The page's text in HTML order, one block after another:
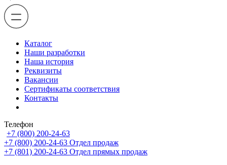
Каталог
Наши разработки
Наша история
Реквизиты
Вакансии
Сертификаты соответствия
Контакты
Телефон
+7 (800) 200-24-63
+7 (800) 200-24-63 Отдел продаж
+7 (801) 200-24-63 Отдел прямых продаж